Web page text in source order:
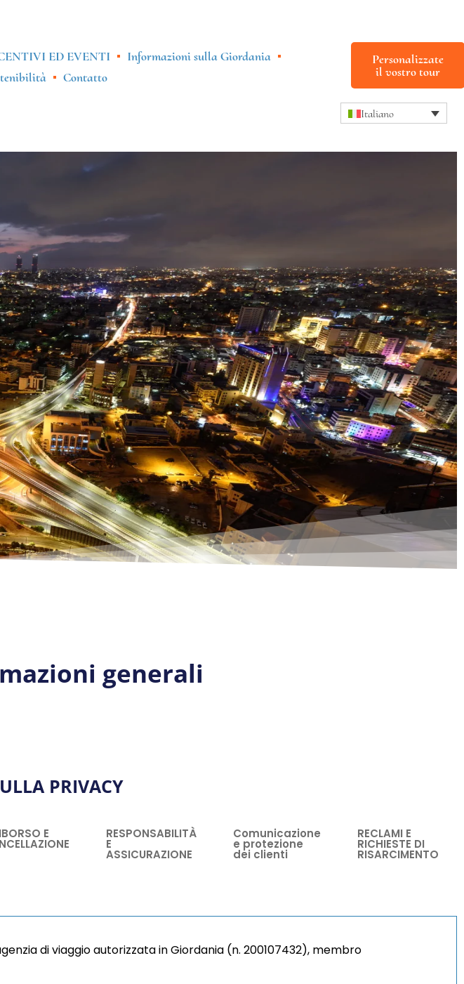
ED EVENTI
Informazioni sulla Giordania
Contatto
Personalizzate
il vostro tour
Italiano
generali
PRIVACY
E RESPONSABILITÀ
E
ASSICURAZIONE
Comunicazione
e protezione
dei clienti
RECLAMI E
RICHIESTE DI
RISARCIMENTO
di viaggio autorizzata in Giordania (n. 200107432), membro